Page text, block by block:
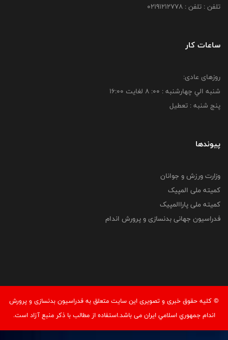
تلفن : تلفن : 02191212778
ساعات کار
روزهای عادی:
شنبه الي چهارشنبه : 00: 8 لغايت 16:00
پنج شنبه : تعطیل
پیوندها
وزارت ورزش و جوانان
کمیته ملی المپیک
کمیته ملی پاراالمپیک
فدراسیون جهانی بدنسازی و پرورش اندام
© کليه حقوق خبری و تصويری اين سايت متعلق به فدراسيون بدنسازی و پرورش
اندام جمهوري اسلامي ايران می باشد.استفاده از مطالب با ذكر منبع آزاد است.